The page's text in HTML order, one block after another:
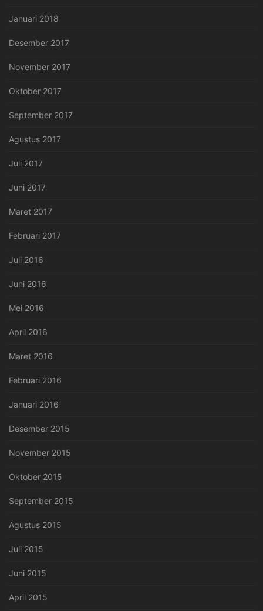
Januari 2018
Desember 2017
November 2017
Oktober 2017
September 2017
Agustus 2017
Juli 2017
Juni 2017
Maret 2017
Februari 2017
Juli 2016
Juni 2016
Mei 2016
April 2016
Maret 2016
Februari 2016
Januari 2016
Desember 2015
November 2015
Oktober 2015
September 2015
Agustus 2015
Juli 2015
Juni 2015
April 2015